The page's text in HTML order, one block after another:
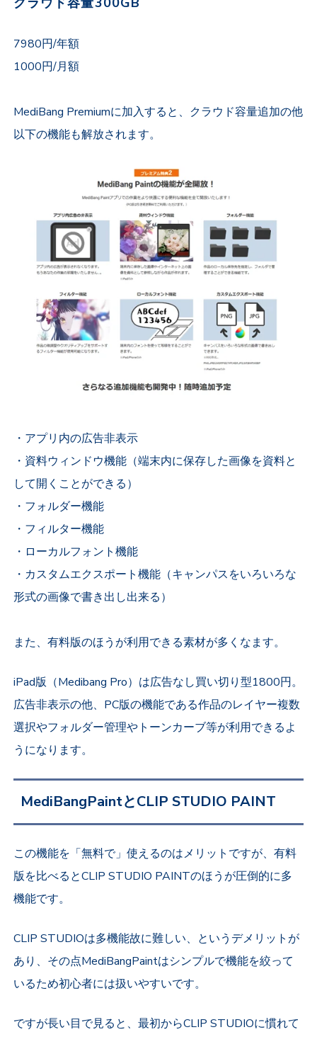
7980円/年額
1000円/月額
MediBang Premiumに加入すると、クラウド容量追加の他
以下の機能も解放されます。
・アプリ内の広告非表示
・資料ウィンドウ機能（端末内に保存した画像を資料と
して開くことができる）
・フォルダー機能
・フィルター機能
・ローカルフォント機能
・カスタムエクスポート機能（キャンパスをいろいろな
形式の画像で書き出し出来る）
また、有料版のほうが利用できる素材が多くなます。
iPad版（Medibang Pro）は広告なし買い切り型1800円。
広告非表示の他、PC版の機能である作品のレイヤー複数
選択やフォルダー管理やトーンカーブ等が利用できるよ
うになります。
MediBangPaintとCLIP STUDIO PAINT
この機能を「無料で」使えるのはメリットですが、有料
版を比べるとCLIP STUDIO PAINTのほうが圧倒的に多
機能です。
CLIP STUDIOは多機能故に難しい、というデメリットが
あり、その点MediBangPaintはシンプルで機能を絞って
いるため初心者には扱いやすいです。
ですが長い目で見ると、最初からCLIP STUDIOに慣れて